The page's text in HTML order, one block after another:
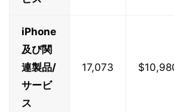
iPhone
及び関
連製品/
サービ
ス
17,073